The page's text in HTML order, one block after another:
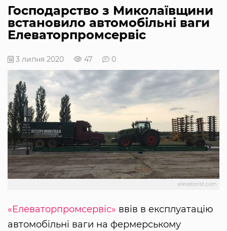
Господарство з Миколаївщини
встановило автомобільні ваги
Елеваторпромсервіс
3 липня 2020 47 0
еlevatorist.com
«Елеваторпромсервіс» ввів в експлуатацію
автомобільні ваги на фермерському